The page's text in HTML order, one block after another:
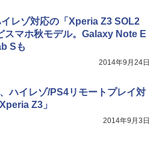
レゾ対応の「Xperia Z3 SOL2
スマホ秋モデル。Galaxy Note E
Sも
2014年9月24日
ハイレゾ/PS4リモートプレイ対
Z3」
2014年9月3日